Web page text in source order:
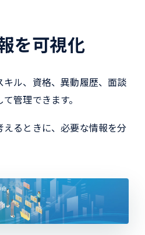
を可視化
ル、資格、異動履歴、面談
管理できます。
るときに、必要な情報を分